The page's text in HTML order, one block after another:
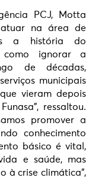
PCJ, Motta
na área de
a história do
como ignorar a
de décadas,
municipais
vieram depois
ressaltou.
promover a
conhecimento
básico é vital,
e saúde, mas
à crise climática”,